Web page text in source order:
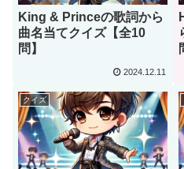
King & Princeの歌詞から
曲名当てクイズ【全10
問】
2024.12.11
クイズ